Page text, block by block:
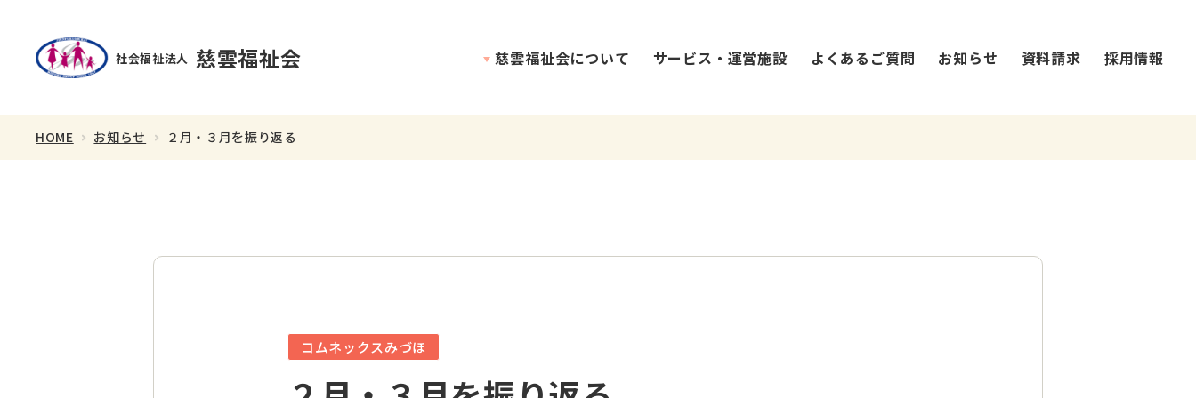
社会福祉法人 慈雲福祉会 慈雲福祉会について サービス・運営施設 よくあるご質問 お知らせ 資料請求 採用情報
HOME お知らせ ２月・３月を振り返る
コムネックスみづほ